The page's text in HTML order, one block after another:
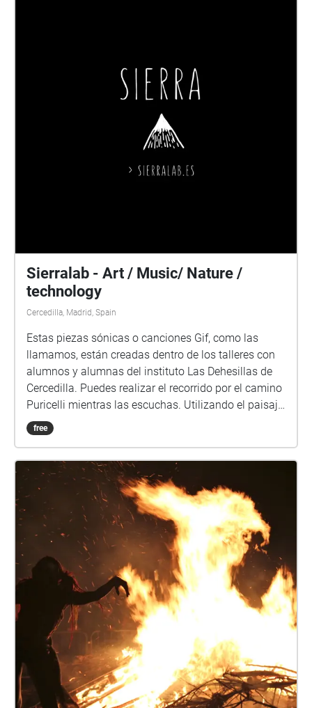
Sierralab - Art / Music/ Nature /
technology
Cercedilla, Madrid, Spain
Estas piezas sónicas o canciones Gif, como las
llamamos, están creadas dentro de los talleres con
alumnos y alumnas del instituto Las Dehesillas de
Cercedilla. Puedes realizar el recorrido por el camino
Puricelli mientras las escuchas. Utilizando el paisaje
y el entorno como partitura, han generado una pieza
propia con herramientas digitales de composición
salidas a la naturaleza, y visitas a conciertos, en
colaboración con los docentes del centro, y otros
artistas y entidades locales. Más información:
www.sierralab.es
free